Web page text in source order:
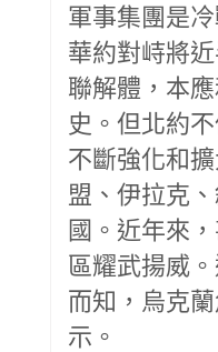
軍事集團是
華約對峙將
聯解體，本
史。但北約
不斷強化和
盟、伊拉克
國。近年來
區耀武揚威
而知，烏克
示。